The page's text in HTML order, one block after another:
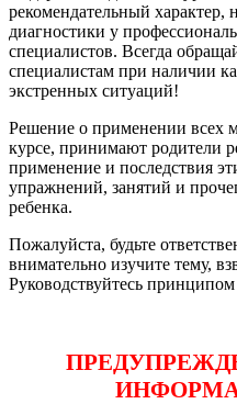
рекомендательный характер,
диагностики у
специалистов. Всегда
специалистам при наличии
экстренных ситуаций!
Решение о применении всех
курсе, принимают родители
применение и последствия
упражнений, занятий и
ребенка.
Пожалуйста, будьте
внимательно изучите тему,
Руководствуйтесь